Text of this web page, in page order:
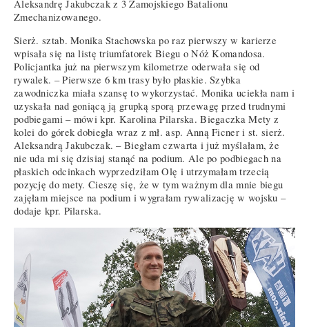
Aleksandrę Jakubczak z 3 Zamojskiego Batalionu
Zmechanizowanego.
Sierż. sztab. Monika Stachowska po raz pierwszy w karierze
wpisała się na listę triumfatorek Biegu o Nóż Komandosa.
Policjantka już na pierwszym kilometrze oderwała się od
rywalek. – Pierwsze 6 km trasy było płaskie. Szybka
zawodniczka miała szansę to wykorzystać. Monika uciekła nam i
uzyskała nad goniącą ją grupką sporą przewagę przed trudnymi
podbiegami – mówi kpr. Karolina Pilarska. Biegaczka Mety z
kolei do górek dobiegła wraz z mł. asp. Anną Ficner i st. sierż.
Aleksandrą Jakubczak. – Biegłam czwarta i już myślałam, że
nie uda mi się dzisiaj stanąć na podium. Ale po podbiegach na
płaskich odcinkach wyprzedziłam Olę i utrzymałam trzecią
pozycję do mety. Cieszę się, że w tym ważnym dla mnie biegu
zajęłam miejsce na podium i wygrałam rywalizację w wojsku –
dodaje kpr. Pilarska.